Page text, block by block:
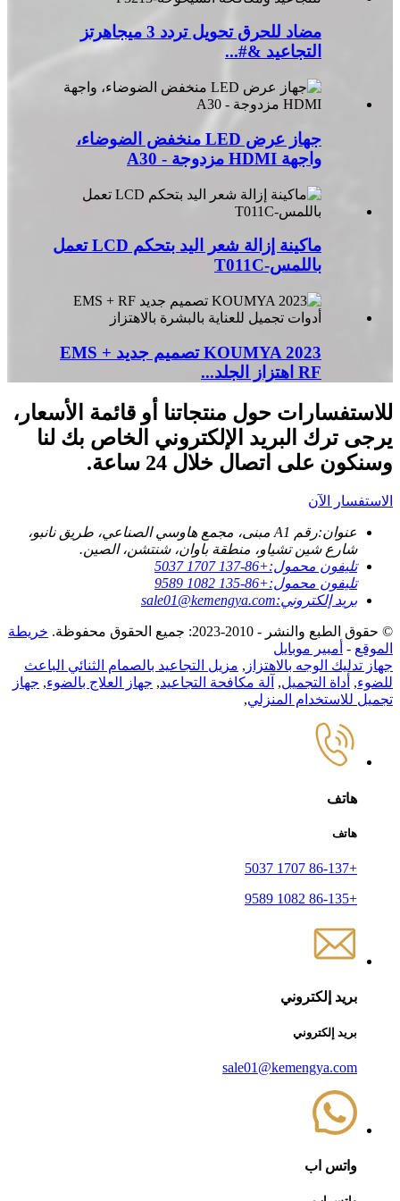
مضاد للحرق تحويل تردد 3 ميجاهرتز
التجاعيد &#...
جهاز عرض LED منخفض الضوضاء،
واجهة HDMI مزدوجة - A30
ماكينة إزالة شعر اليد بتحكم LCD تعمل
باللمس-T011C
KOUMYA 2023 تصميم جديد EMS +
RF اهتزاز الجلد...
للاستفسارات حول منتجاتنا أو قائمة الأسعار،
يرجى ترك البريد الإلكتروني الخاص بك لنا
وسنكون على اتصال خلال 24 ساعة.
الاستفسار الآن
عنوان:
رقم A1 مبنى، مجمع هاوسي الصناعي، طريق نانبو،
شارع شين تشياو، منطقة باوان، شنتشن، الصين.
تليفون محمول:+86-137 1707 5037
تليفون محمول:+86-135 1082 9589
بريد إلكتروني:sale01@kemengya.com
© حقوق الطبع والنشر - 2010-2023: جميع الحقوق محفوظة.
خريطة
الموقع - أمبير موبايل
جهاز تدليك الوجه بالاهتزاز , مزيل التجاعيد بالصمام الثنائي الباعث
للضوء, أداة التجميل, آلة مكافحة التجاعيد, جهاز العلاج بالضوء, جهاز
تجميل للاستخدام المنزلي,
هاتف
هاتف
+86-137 1707 5037
+86-135 1082 9589
بريد إلكتروني
بريد إلكتروني
sale01@kemengya.com
واتس اب